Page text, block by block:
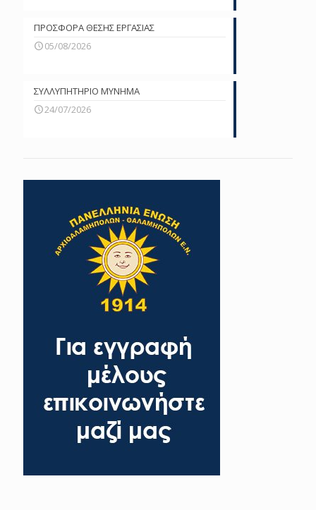
ΠΡΟΣΦΟΡΑ ΘΕΣΗΣ ΕΡΓΑΣΙΑΣ
05/08/2026
ΣΥΛΛΥΠΗΤΗΡΙΟ ΜΥΝΗΜΑ
24/07/2026